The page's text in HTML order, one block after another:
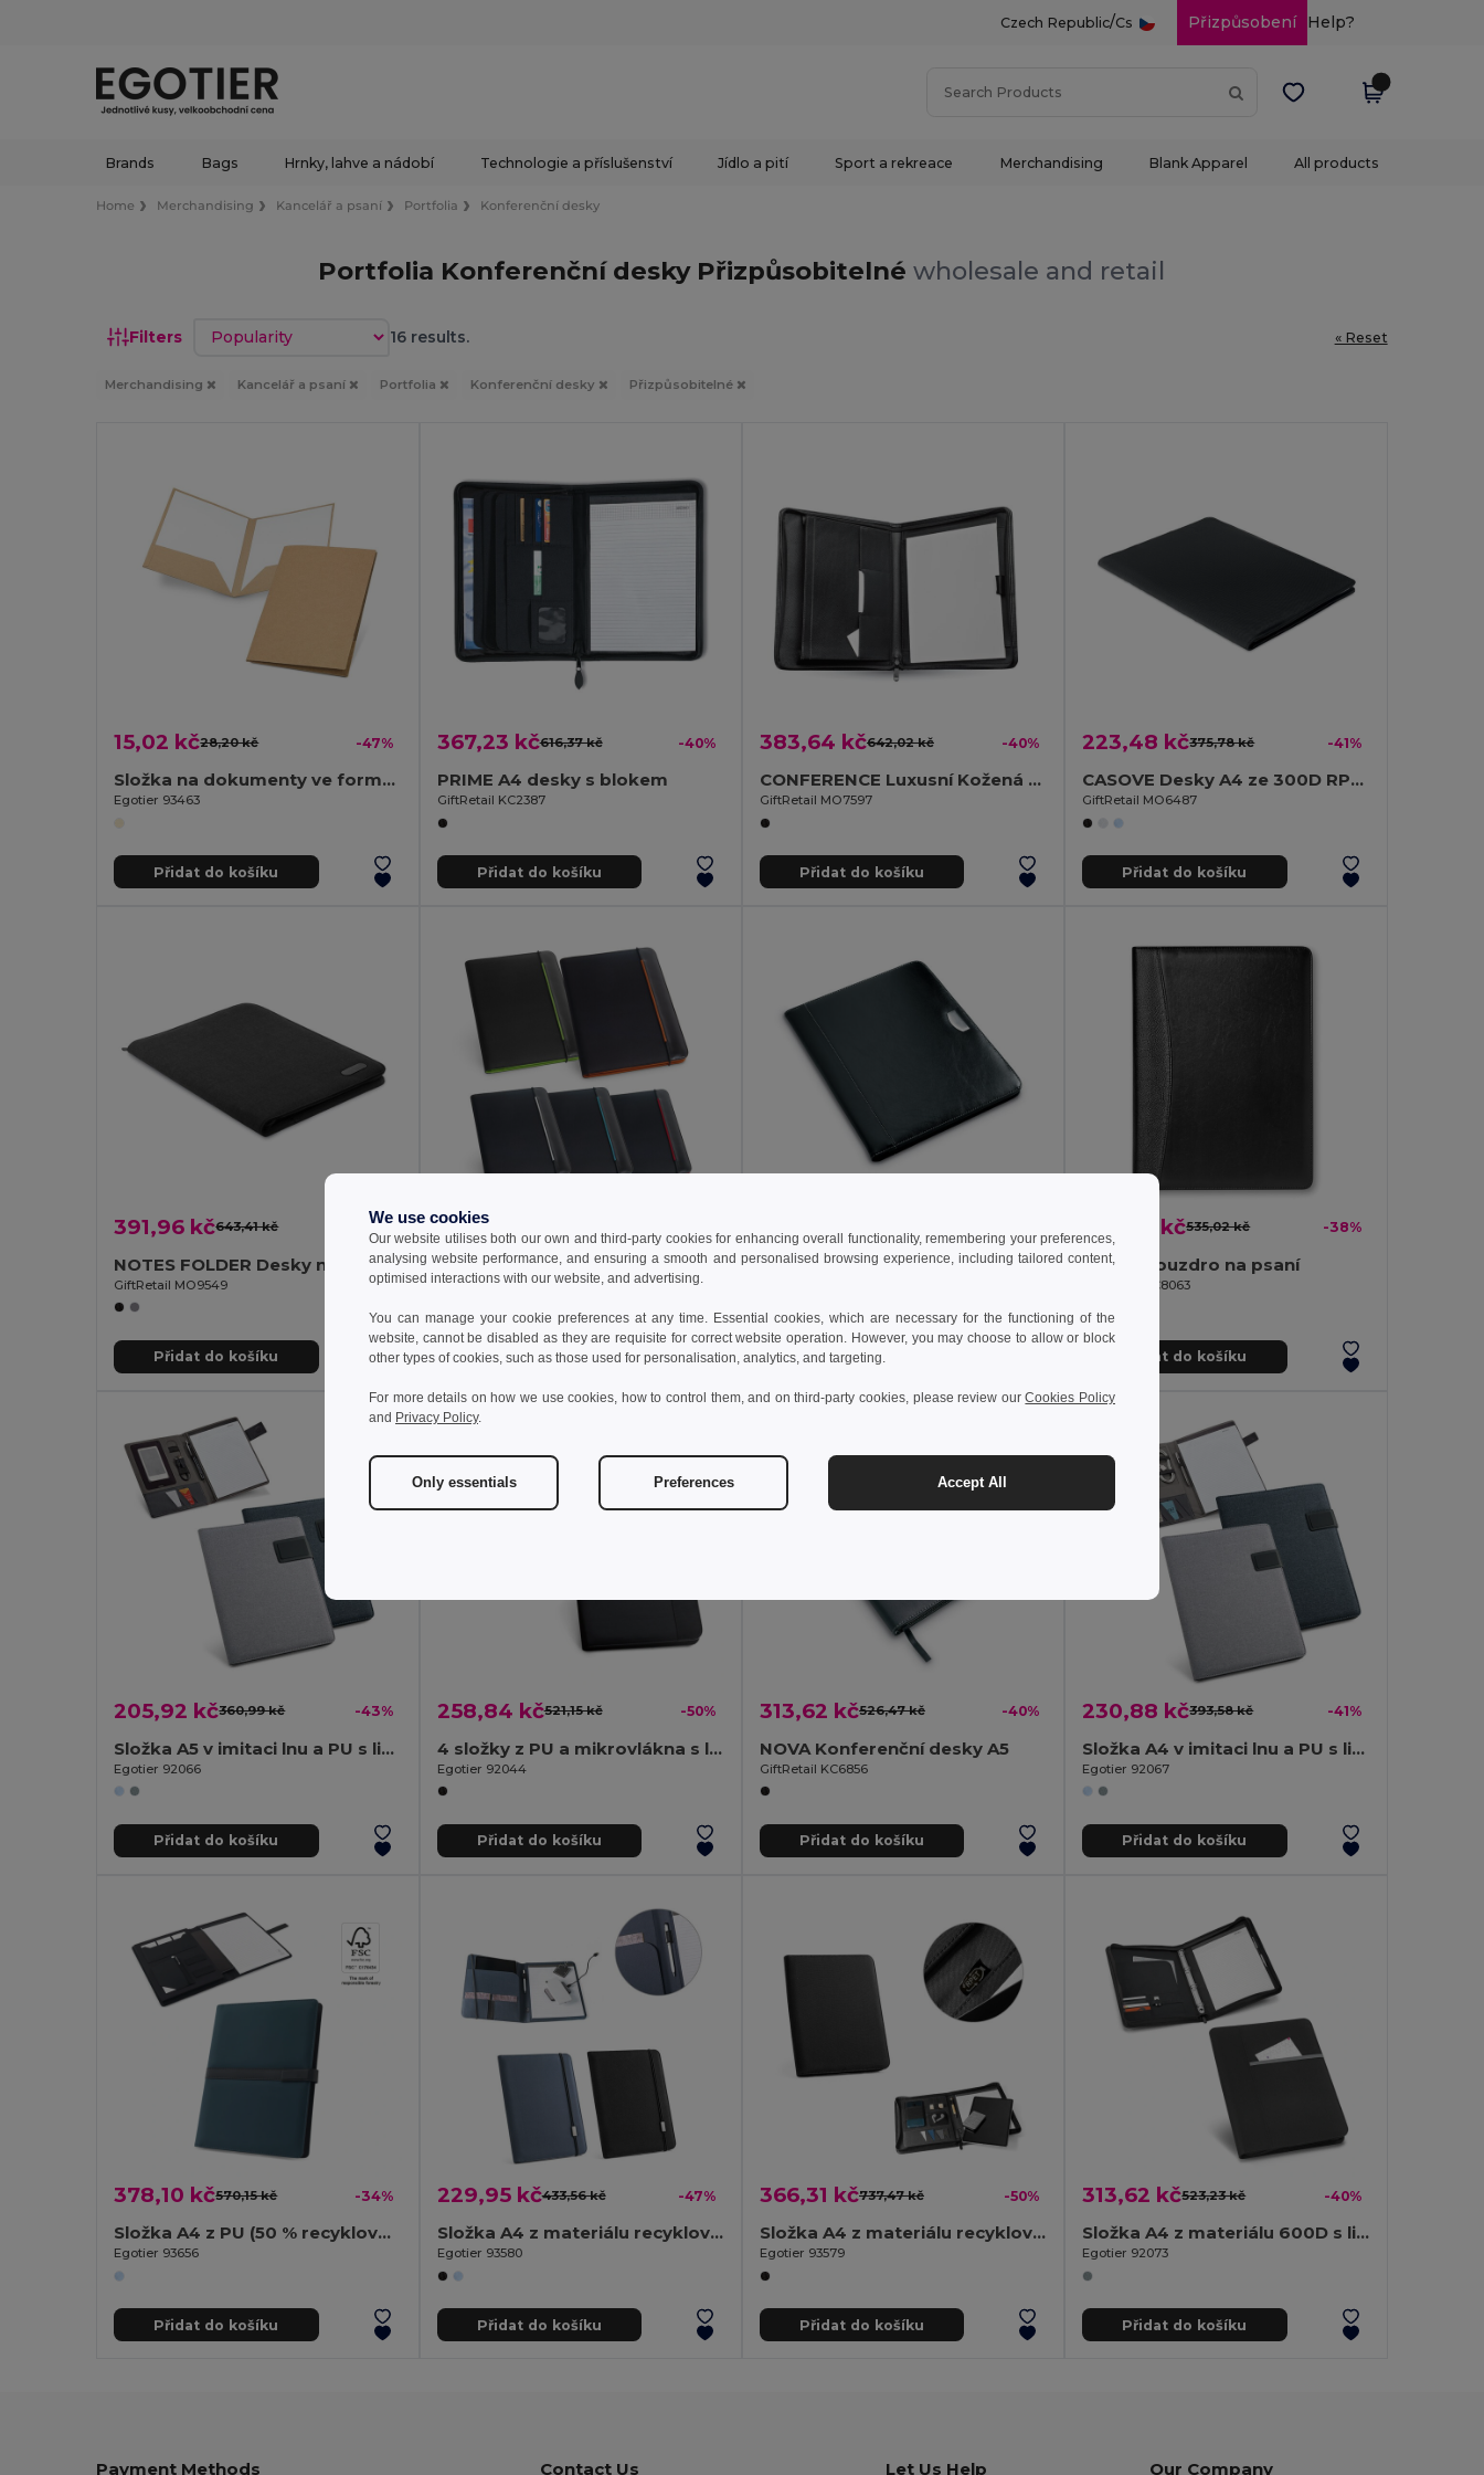
Czech Republic/Cs Přizpůsobení Help?
Brands Bags Hrnky, lahve a nádobí Technologie a příslušenství Jídlo a pití Sport a rekreace Merchandising Blank Apparel All products
Home Merchandising Kancelář a psaní Portfolia Konferenční desky
Portfolia Konferenční desky Přizpůsobitelnéwholesale and retail
Filters Sort by 16 results. « Reset
Merchandising Kancelář a psaní Portfolia Konferenční desky Přizpůsobitelné
15,02 kč28,20 kč -47%
Složka na dokumenty ve formátu A4 ze 100% recyklovaného papíru (400 g/m²)
Egotier 93463
Přidat do košíku
367,23 kč616,37 kč -40%
PRIME A4 desky s blokem
GiftRetail KC2387
Přidat do košíku
383,64 kč642,02 kč -40%
CONFERENCE Luxusní Kožená Konferenční Složka A4 na Zip
GiftRetail MO7597
Přidat do košíku
223,48 kč375,78 kč -41%
CASOVE Desky A4 ze 300D RPET
GiftRetail MO6487
Přidat do košíku
391,96 kč643,41 kč -39%
NOTES FOLDER Desky na psaní
GiftRetail MO9549
Přidat do košíku
184,43 kč
Složka A4 z PU a 800D s linkované stránky
Egotier 92040
Přidat do košíku
339,96 kč
BUSWE BIG Konferenční desky A4
Přidat do košíku
329,56 kč535,02 kč -38%
NADIA Pouzdro na psaní
GiftRetail KC8063
Přidat do košíku
205,92 kč360,99 kč -43%
Složka A5 v imitaci lnu a PU s linkované stránky
Egotier 92066
Přidat do košíku
258,84 kč521,15 kč -50%
4 složky z PU a mikrovlákna s linkované stránky
Egotier 92044
Přidat do košíku
313,62 kč526,47 kč -40%
NOVA Konferenční desky A5
GiftRetail KC6856
Přidat do košíku
230,88 kč393,58 kč -41%
Složka A4 v imitaci lnu a PU s linkované stránky
Egotier 92067
Přidat do košíku
378,10 kč570,15 kč -34%
Složka A4 z PU (50 % recyklovaný) s magnetickým uzávěrem a poznámkovým blokem s linkovanými stránkami
Egotier 93656
Přidat do košíku
229,95 kč433,56 kč -47%
Složka A4 z materiálu recyklovaného polyesteru (100% rPET) 300D s elastickým uzávěrem
Egotier 93580
Přidat do košíku
366,31 kč737,47 kč -50%
Složka A4 z materiálu recyklovaného polyesteru (100% rPET) 300D se zipem
Egotier 93579
Přidat do košíku
313,62 kč523,23 kč -40%
Složka A4 z materiálu 600D s linkované stránky
Egotier 92073
Přidat do košíku
Payment Methods Contact Us Let Us Help Our Company
We use cookies
Our website utilises both our own and third-party cookies for enhancing overall functionality, remembering your preferences,
analysing website performance, and ensuring a smooth and personalised browsing experience, including tailored content,
optimised interactions with our website, and advertising.
You can manage your cookie preferences at any time. Essential cookies, which are necessary for the functioning of the
website, cannot be disabled as they are requisite for correct website operation. However, you may choose to allow or block
other types of cookies, such as those used for personalisation, analytics, and targeting.
For more details on how we use cookies, how to control them, and on third-party cookies, please review ourCookies Policy
and Privacy Policy.
Only essentials Preferences Accept All